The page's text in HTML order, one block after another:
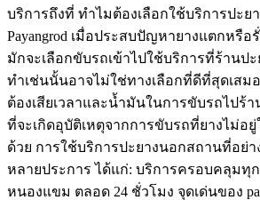
บริการถึงที่ ทำไมต้องเลือกใช้บริการปะย
Payangrod เมื่อประสบปัญหายางแตกหรื
มักจะเลือกขับรถเข้าไปใช้บริการที่ร้านปะ
ทำเช่นนั้นอาจไม่ใช่ทางเลือกที่ดีที่สุดเสม
ต้องเสียเวลาและน้ำมันในการขับรถไปร้า
ที่จะเกิดอุบัติเหตุจากการขับรถที่ยางไม่
ด้วย การใช้บริการปะยางนอกสถานที่อย่า
หลายประการ ได้แก่: บริการครอบคลุมทุ
หนองแขม ตลอด 24 ชั่วโมง จุดเด่นของ